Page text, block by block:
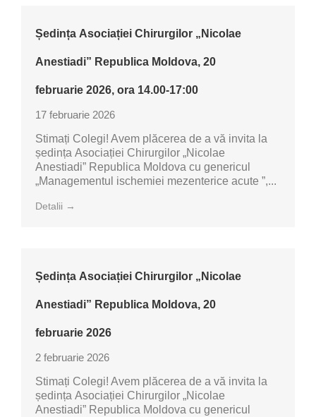
Ședința Asociației Chirurgilor „Nicolae
Anestiadi” Republica Moldova, 20
februarie 2026, ora 14.00-17:00
17 februarie 2026
Stimați Colegi! Avem plăcerea de a vă invita la
ședința Asociației Chirurgilor „Nicolae
Anestiadi” Republica Moldova cu genericul
„Managementul ischemiei mezenterice acute ”,...
Detalii →
Ședința Asociației Chirurgilor „Nicolae
Anestiadi” Republica Moldova, 20
februarie 2026
2 februarie 2026
Stimați Colegi! Avem plăcerea de a vă invita la
ședința Asociației Chirurgilor „Nicolae
Anestiadi” Republica Moldova cu genericul